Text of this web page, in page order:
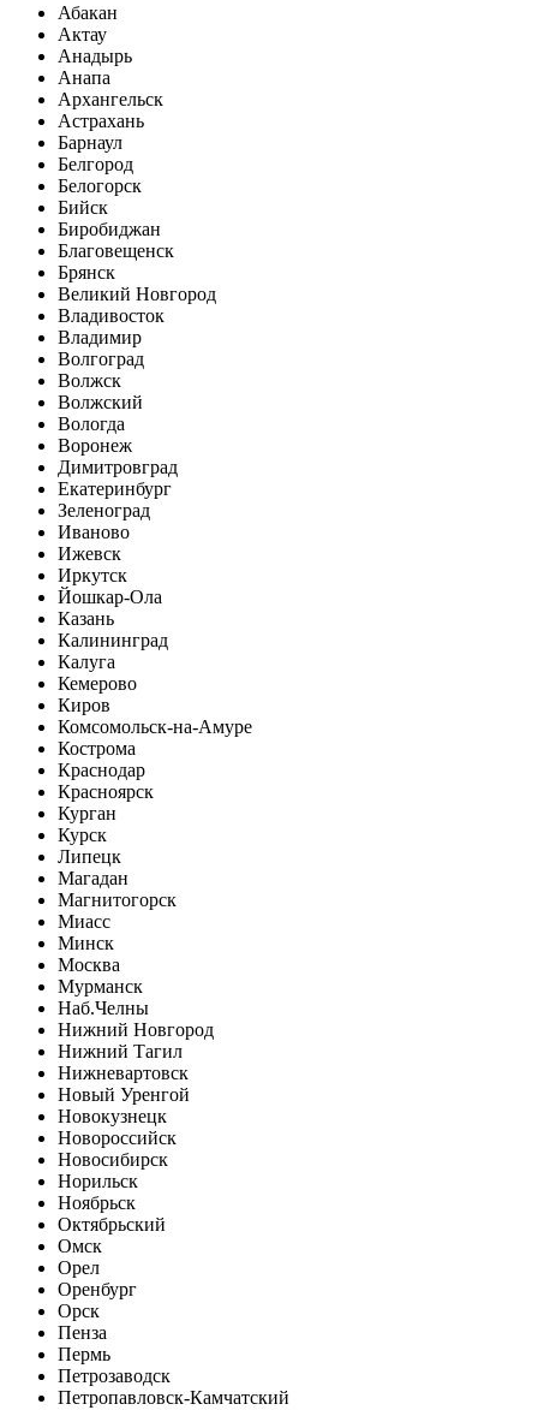
Абакан
Актау
Анадырь
Анапа
Архангельск
Астрахань
Барнаул
Белгород
Белогорск
Бийск
Биробиджан
Благовещенск
Брянск
Великий Новгород
Владивосток
Владимир
Волгоград
Волжск
Волжский
Вологда
Воронеж
Димитровград
Екатеринбург
Зеленоград
Иваново
Ижевск
Иркутск
Йошкар-Ола
Казань
Калининград
Калуга
Кемерово
Киров
Комсомольск-на-Амуре
Кострома
Краснодар
Красноярск
Курган
Курск
Липецк
Магадан
Магнитогорск
Миасс
Минск
Москва
Мурманск
Наб.Челны
Нижний Новгород
Нижний Тагил
Нижневартовск
Новый Уренгой
Новокузнецк
Новороссийск
Новосибирск
Норильск
Ноябрьск
Октябрьский
Омск
Орел
Оренбург
Орск
Пенза
Пермь
Петрозаводск
Петропавловск-Камчатский